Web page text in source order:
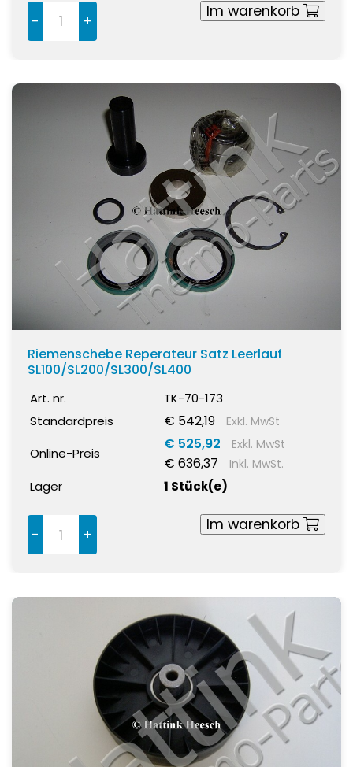
- +
Im warenkorb
Riemenschebe Reperateur Satz Leerlauf
SL100/SL200/SL300/SL400
Art. nr.
TK-70-173
Standardpreis
€ 542,19 Exkl. MwSt
Online-Preis
€ 525,92 Exkl. MwSt
€ 636,37 Inkl. MwSt.
Lager 1 Stück(e)
- +
Im warenkorb